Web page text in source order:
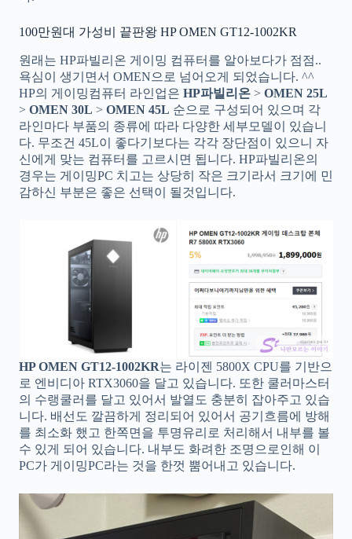
100만원대 가성비 끝판왕 HP OMEN GT12-1002KR
원래는 HP파빌리온 게이밍 컴퓨터를 알아보다가 점점..
욕심이 생기면서 OMEN으로 넘어오게 되었습니다. ^^
HP의 게이밍컴퓨터 라인업은 HP파빌리온 > OMEN 25L
> OMEN 30L > OMEN 45L 순으로 구성되어 있으며 각
라인마다 부품의 종류에 따라 다양한 세부모델이 있습니
다. 무조건 45L이 좋다기보다는 각각 장단점이 있으니 자
신에게 맞는 컴퓨터를 고르시면 됩니다. HP파빌리온의
경우는 게이밍PC 치고는 상당히 작은 크기라서 크기에 민
감하신 부분은 좋은 선택이 될것입니다.
HP OMEN GT12-1002KR는 라이젠 5800X CPU를 기반으
로 엔비디아 RTX3060을 달고 있습니다. 또한 쿨러마스터
의 수랭쿨러를 달고 있어서 발열도 충분히 잡아주고 있습
니다. 배선도 깔끔하게 정리되어 있어서 공기흐름에 방해
를 최소화 했고 한쪽면을 투명유리로 처리해서 내부를 볼
수 있게 되어 있습니다. 내부도 화려한 조명으로인해 이
PC가 게이밍PC라는 것을 한껏 뿜어내고 있습니다.